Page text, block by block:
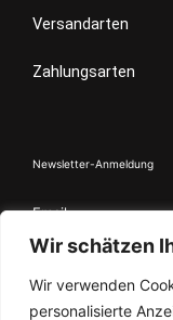
Wir schätzen
Wir verwenden
personalisierte
Versandarten
Zahlungsarten
Newsletter-Anmeldung
Email
Indem Du